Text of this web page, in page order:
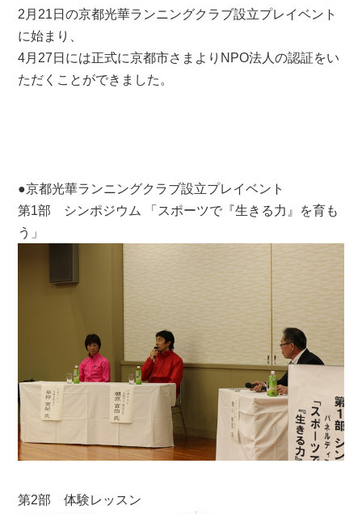
2月21日の京都光華ランニングクラブ設立プレイベント
に始まり、
4月27日には正式に京都市さまよりNPO法人の認証をい
ただくことができました。
●京都光華ランニングクラブ設立プレイベント
第1部 シンポジウム 「スポーツで『生きる力』を育も
う」
第2部 体験レッスン